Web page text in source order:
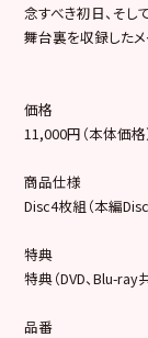
念すべき初日、そし
舞台裏を収録した
価格
11,000円（本体価格
商品仕様
Disc4枚組（本編
特典
特典（DVD、Blu-ray
品番